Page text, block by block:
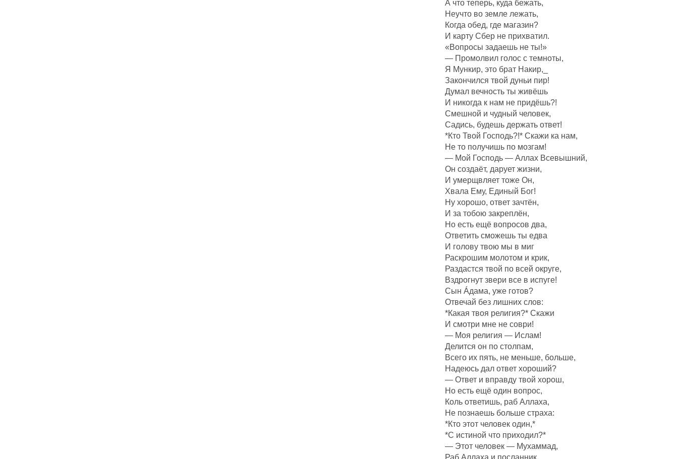
А что теперь, куда бежать,
Неучто во земле лежать,
Когда обед, где магазин?
И карту Сбер не прихватил.
«Вопросы задаешь не ты!»
— Промолвил голос с темноты,
Я Мункир, это брат Накир,_
Закончился твой дуньи пир!
Думал вечность ты живёшь
И никогда к нам не придёшь?!
Смешной и чудный человек,
Садись, будешь держать ответ!
*Кто Твой Господь?!* Скажи ка нам,
Не то получишь по мозгам!
— Мой Господь — Аллах Всевышний,
Он создаëт, дарует жизни,
И умерщвляет тоже Он,
Хвала Ему, Единый Бог!
Ну хорошо, ответ зачтëн,
И за тобою закреплëн,
Но есть ещё вопросов два,
Ответить сможешь ты едва
И голову твою мы в миг
Раскрошим молотом и крик,
Раздастся твой по всей округе,
Вздрогнут звери все в испуге!
Сын Áдама, уже готов?
Отвечай без лишних слов:
*Какая твоя религия?* Скажи
И смотри мне не соври!
— Моя религия — Ислам!
Делится он по столпам,
Всего их пять, не меньше, больше,
Надеюсь дал ответ хороший?
— Ответ и вправду твой хорош,
Но есть ещё один вопрос,
Коль ответишь, раб Аллаха,
Не познаешь больше страха:
*Кто этот человек один,*
*С истиной что приходил?*
— Этот человек — Мухаммад,
Раб Аллаха и посланник,